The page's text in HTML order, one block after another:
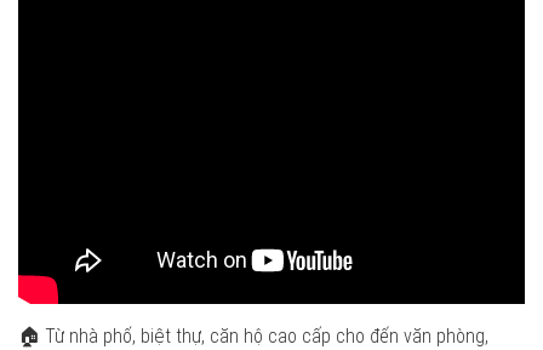
🏠 Từ nhà phố, biệt thự, căn hộ cao cấp cho đến văn phòng,